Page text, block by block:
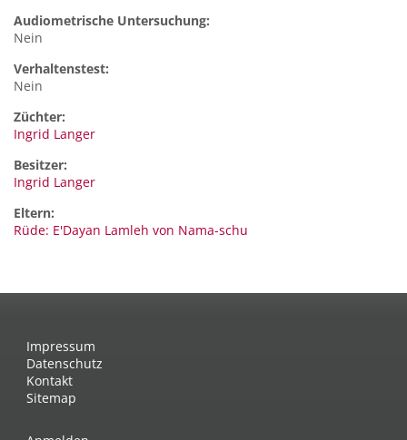
Audiometrische Untersuchung:
Nein
Verhaltenstest:
Nein
Züchter:
Ingrid Langer
Besitzer:
Ingrid Langer
Eltern:
Rüde: E'Dayan Lamleh von Nama-schu
Impressum
Datenschutz
Kontakt
Sitemap